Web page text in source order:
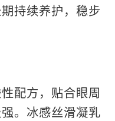
持续养护，稳步
配方，贴合眼周
。冰感丝滑凝乳